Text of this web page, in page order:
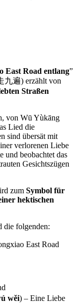
East Road entlang”
九遍) erzählt von
Straßen
von Wū Yùkāng
Lied die
sind übersät mit
verlorenen Liebe
und beobachtet das
Gesichtszügen
zum Symbol für
hektischen
die folgenden:
East Road
wěi) – Eine Liebe